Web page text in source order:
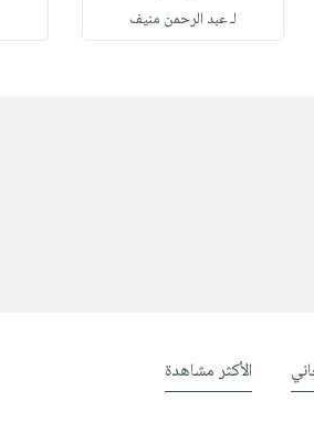
لـ عبد الرحمن منيف
الأكثر مشاهدة